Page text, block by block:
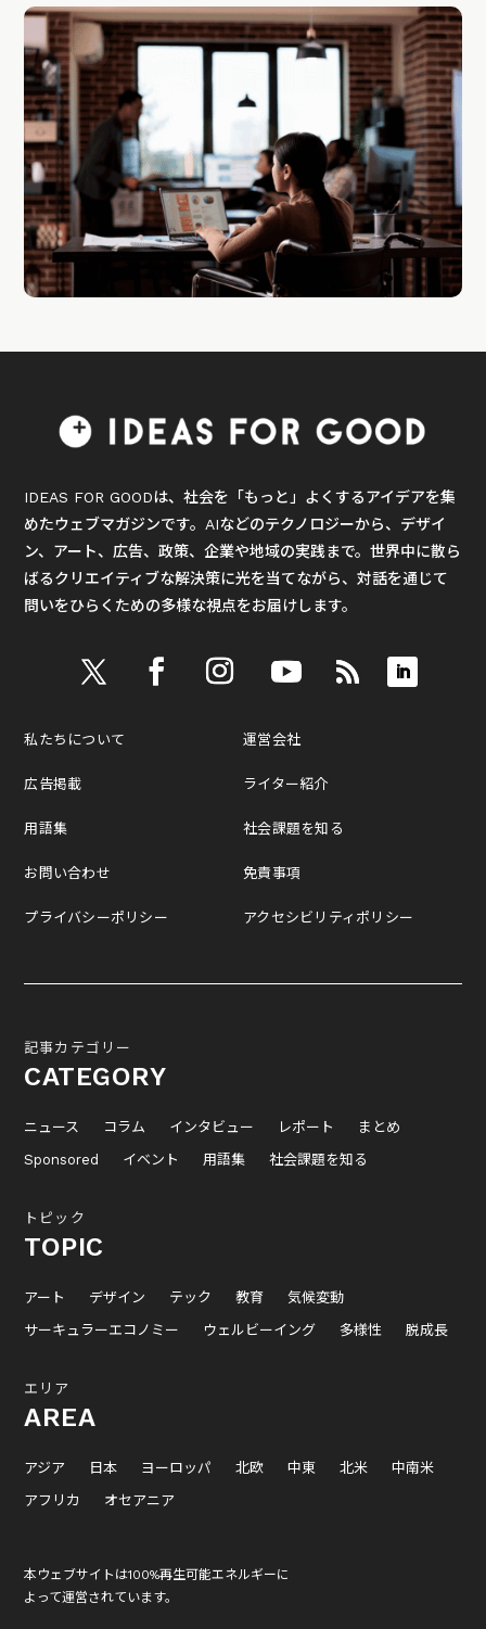
IDEAS FOR GOODは、社会を「もっと」よくするアイデアを集
めたウェブマガジンです。AIなどのテクノロジーから、デザイ
ン、アート、広告、政策、企業や地域の実践まで。世界中に散ら
ばるクリエイティブな解決策に光を当てながら、対話を通じて
問いをひらくための多様な視点をお届けします。
私たちについて
広告掲載
用語集
お問い合わせ
プライバシーポリシー
運営会社
ライター紹介
社会課題を知る
免責事項
アクセシビリティポリシー
記事カテゴリー
CATEGORY
ニュース コラム インタビュー レポート
まとめ
Sponsored
イベント 用語集 社会課題を知る
トピック
TOPIC
アート デザイン テック 教育
気候変動
サーキュラーエコノミー
ウェルビーイング 多様性 脱成長
エリア
AREA
アジア 日本 ヨーロッパ 北欧 中東 北米
中南米
アフリカ
オセアニア
本ウェブサイトは100%再生可能エネルギーに
よって運営されています。